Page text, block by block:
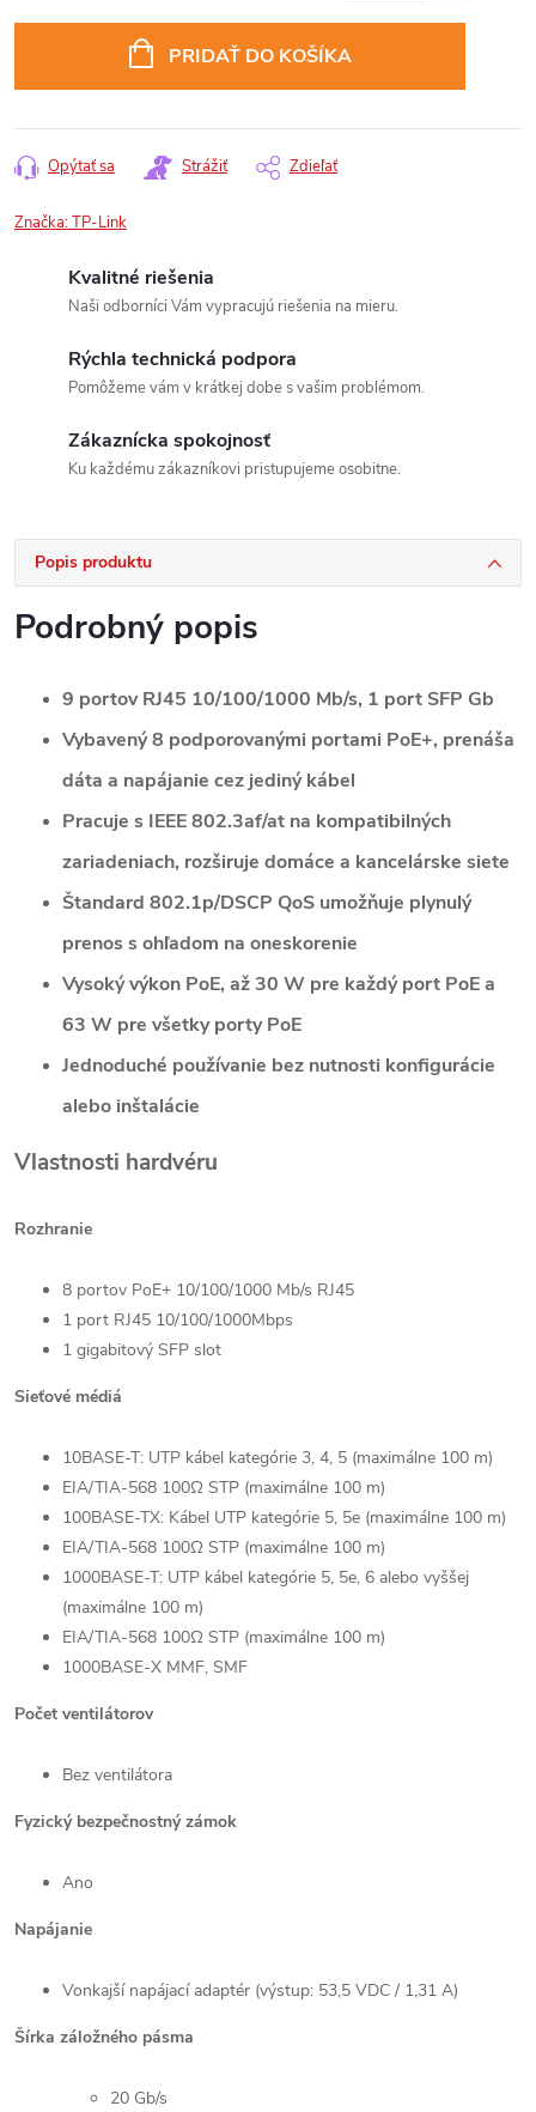
PRIDAŤ DO KOŠÍKA
Opýtať sa Strážiť Zdieľať
Značka:TP-Link
Kvalitné riešenia
Naši odborníci Vám vypracujú riešenia na mieru.
Rýchla technická podpora
Pomôžeme vám v krátkej dobe s vašim problémom.
Zákaznícka spokojnosť
Ku každému zákazníkovi pristupujeme osobitne.
Popis produktu
Podrobný popis
9 portov RJ45 10/100/1000 Mb/s, 1 port SFP Gb
Vybavený 8 podporovanými portami PoE+, prenáša
dáta a napájanie cez jediný kábel
Pracuje s IEEE 802.3af/at na kompatibilných
zariadeniach, rozširuje domáce a kancelárske siete
Štandard 802.1p/DSCP QoS umožňuje plynulý
prenos s ohľadom na oneskorenie
Vysoký výkon PoE, až 30 W pre každý port PoE a
63 W pre všetky porty PoE
Jednoduché používanie bez nutnosti konfigurácie
alebo inštalácie
Vlastnosti hardvéru
Rozhranie
8 portov PoE+ 10/100/1000 Mb/s RJ45
1 port RJ45 10/100/1000Mbps
1 gigabitový SFP slot
Sieťové médiá
10BASE-T: UTP kábel kategórie 3, 4, 5 (maximálne 100 m)
EIA/TIA-568 100Ω STP (maximálne 100 m)
100BASE-TX: Kábel UTP kategórie 5, 5e (maximálne 100 m)
EIA/TIA-568 100Ω STP (maximálne 100 m)
1000BASE-T: UTP kábel kategórie 5, 5e, 6 alebo vyššej
(maximálne 100 m)
EIA/TIA-568 100Ω STP (maximálne 100 m)
1000BASE-X MMF, SMF
Počet ventilátorov
Bez ventilátora
Fyzický bezpečnostný zámok
Ano
Napájanie
Vonkajší napájací adaptér (výstup: 53,5 VDC / 1,31 A)
Šírka záložného pásma
20 Gb/s